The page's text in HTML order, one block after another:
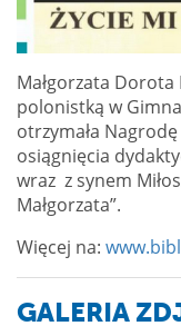
Małgorzata
polonistką w
otrzymała
osiągnięcia
wraz z synem
Małgorzata”.
Więcej na:
GALERIA